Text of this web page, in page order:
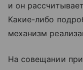
и он
Какие-либо
механизм
На совещании